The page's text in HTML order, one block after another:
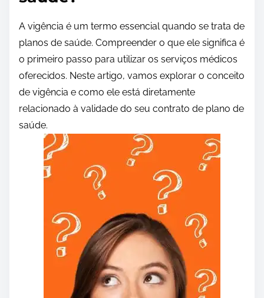
A vigência é um termo essencial quando se trata de
planos de saúde. Compreender o que ele significa é
o primeiro passo para utilizar os serviços médicos
oferecidos. Neste artigo, vamos explorar o conceito
de vigência e como ele está diretamente
relacionado à validade do seu contrato de plano de
saúde.